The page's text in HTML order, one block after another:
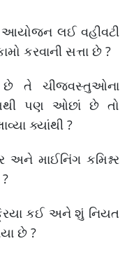
આયોજન લઈ વહીવટી
કરવાની સત્તા છે ?
છે તે ચીજવસ્તુઓના
પણ ઓછાં છે તો
ક્યાંથી ?
માઈનિંગ કમિશ્નર
કઈ અને શું નિયત
છે ?